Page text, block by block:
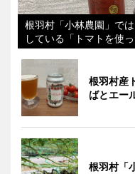
根羽村「小林農園」で
している「トマトを使
根羽村産
ばとエー
根羽村「